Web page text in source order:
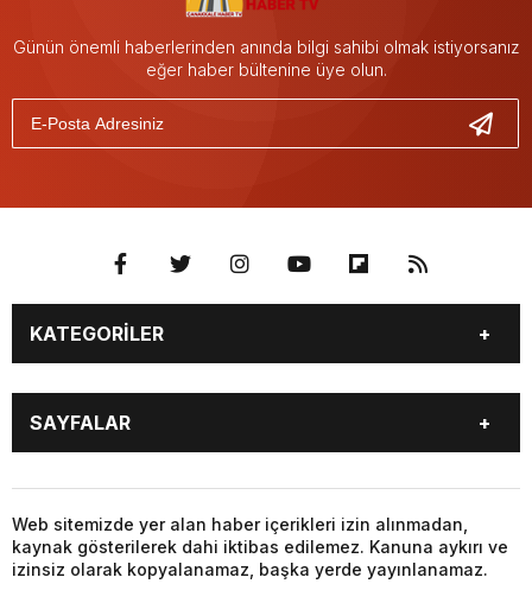
Günün önemli haberlerinden anında bilgi sahibi olmak istiyorsanız
eğer haber bültenine üye olun.
KATEGORİLER
GÜNDEM
SEKTÖR ÖZEL
DÜNYA
EKONOMİ
SPOR
SAYFALAR
DÜNYA
SİYASET
EKONOMİ
SPOR
Web sitemizde yer alan haber içerikleri izin alınmadan,
kaynak gösterilerek dahi iktibas edilemez. Kanuna aykırı ve
izinsiz olarak kopyalanamaz, başka yerde yayınlanamaz.